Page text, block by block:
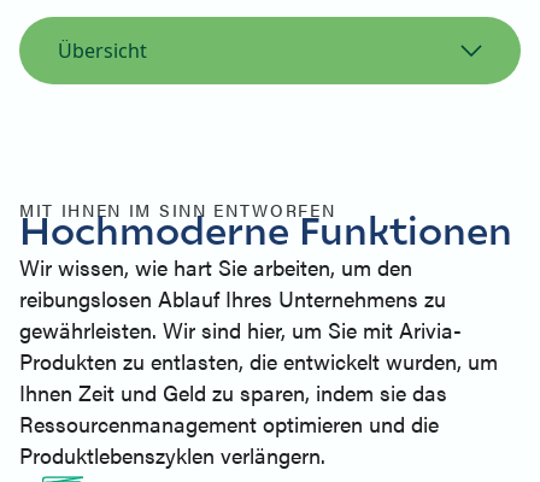
Übersicht
Ähnliche Produkte
Kontakt
MIT IHNEN IM SINN ENTWORFEN
Hochmoderne Funktionen
Wir wissen, wie hart Sie arbeiten, um den
reibungslosen Ablauf Ihres Unternehmens zu
gewährleisten. Wir sind hier, um Sie mit Arivia-
Produkten zu entlasten, die entwickelt wurden, um
Ihnen Zeit und Geld zu sparen, indem sie das
Ressourcenmanagement optimieren und die
Produktlebenszyklen verlängern.